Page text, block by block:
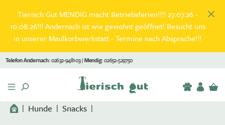
springen
Tierisch Gut MENDIG macht Betriebsferien!!!! 27.07.26 -
10.08.26!!! Andernach ist wie gewohnt geöffnet! Besucht uns
in unserer Maulkorbwerkstatt - Termine nach Absprache!!!
Telefon Andernach:02632-948103 |Mendig:02652-529750
Hunde | Snacks |